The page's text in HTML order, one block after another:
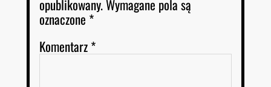
opublikowany.Wymagane pola są
oznaczone *
Komentarz*